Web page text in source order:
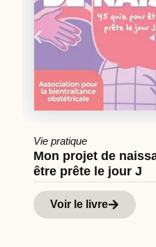
Vie pratique
Mon projet de
être prête le jour J
Voir le livre